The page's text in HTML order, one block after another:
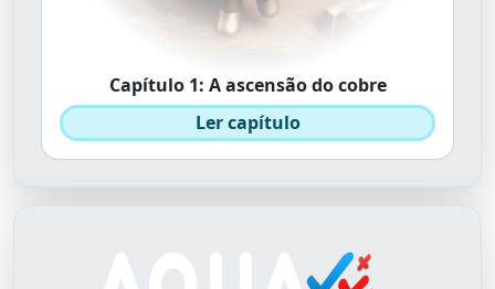
Capítulo 1: A ascensão do cobre
Ler capítulo